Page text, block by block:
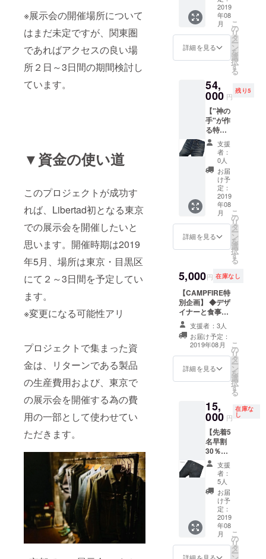
※展示会の開催場所について
はまだ未定ですが、関東圏
であればアクセスの良い場
所２日～3日間の期間検討し
ています。
▼資金の使い道
このプロジェクトが成功す
れば、Libertad初となる東京
での展示会を開催したいと
思います。開催時期は2019
年5月、場所は東京・目黒区
にて２～3日間を予定してい
ます。
※変更になる可能性アリ
プロジェクトで集まった資
金は、リターンである製品
の生産費用および、東京で
の展示会を開催する為の費
用の一部として使わせてい
ただきます。
けくだ
さい。
シュを
ご希望
の場合
はお申
し付け
29/ 30/
31/ 32
/34inch
よりお
・1本】
デザイ
ナーの
ご提案
するた
くさん
の種類
ム生地
から、
お好み
の生地
を選ん
で世界
に1本だ
けのリ
ベルタ
のジー
ンズを
制作し
ます！
ご用意
するデ
ニム生
地につ
ご希望
に合わ
せま
す。 ※
パター
ン、シ
ルエッ
トはリ
ベルタ
の定番
モデル
※Size
27/ 28/
29/ 30/
31/ 32
/33
/34inch
よりお
選びい
ただけ
ます。
2019
年08
月
詳細を見る
こ
の
リ
タ
ー
ン
を
選
択
す
る
54,
000 円
残り5
【"神の
手"が作
る特注
加工
ジーン
ズ・・
・1本】
"神の
手"と呼
ばれる
天才加
工職人
による
特注の
オー
ダー加
ンズを
お届け
しま
す。 ※
お申し
にご希
望のイ
メージ
を打ち
合わせ
す。 ※
ボ
ディー
はリベ
ルタの
定番
ジーン
ズを使
用しま
す。
※Size
27/ 28/
29/ 30/
31/ 32
/34inch
支援
者：
0人
お届
け予
定：
2019
年08
月
詳細を見る
こ
の
リ
タ
ー
ン
を
選
択
す
る
5,000円 在庫なし
【CAMPFIRE特
別企画】 ◆デザ
イナーと食事券
＆秘密のプレゼ
ント デザイナー
の行き付けのお
店でデニムにつ
いて色々と語り
ましょう！ ※場
れかをお選びい
ただけます。 ※
日時はご都合に
合わせて調整さ
せていただきま
す。 ※ご自身の
当日の飲食代金
及び交通費、宿
泊費等はご負担
下さい。
支援者：3人
お届け予定：
2019年08月
詳細を見る
こ
の
リ
タ
ー
ン
を
選
択
す
る
15,
000 円
在庫な
し
【先着5
名早割
30％OF
F！】
◆定番
ジーン
ズ・・
・1本
Liberta
dの定番
ジーン
ズ"Jim
babwe"
（ジン
支援
者：
5人
お届
け予
定：
2019
年08
月
こ
の
リ
タ
ー